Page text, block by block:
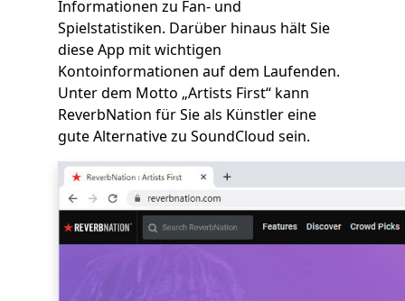
Informationen zu Fan- und
Spielstatistiken. Darüber hinaus hält Sie
diese App mit wichtigen
Kontoinformationen auf dem Laufenden.
Unter dem Motto „Artists First“ kann
ReverbNation für Sie als Künstler eine
gute Alternative zu SoundCloud sein.